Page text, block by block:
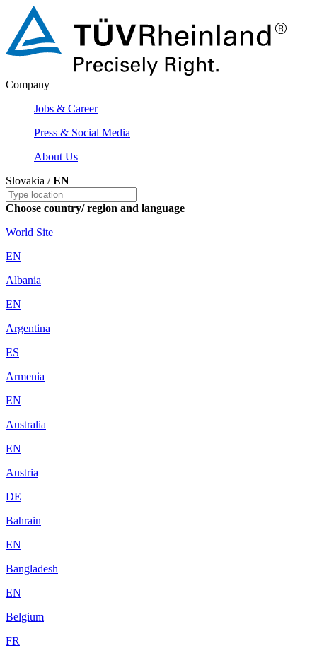
Company
Jobs & Career
Press & Social Media
About Us
Slovakia /EN
Choose country/ region and language
World Site
EN
Albania
EN
Argentina
ES
Armenia
EN
Australia
EN
Austria
DE
Bahrain
EN
Bangladesh
EN
Belgium
FR